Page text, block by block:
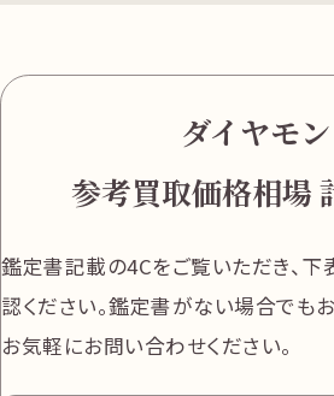
ダイヤモ
参考買取価格相場
鑑定書記載の4Cをご覧いただき、
認ください。鑑定書がない場合でもお
お気軽にお問い合わせください。